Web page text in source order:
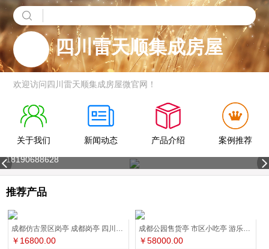
四川雷天顺集成房屋
欢迎访问四川雷天顺集成房屋微官网！
关于我们 新闻动态 产品介绍
案例推荐
18190688628
推荐产品
成都仿古景区岗亭 成都岗亭 四川岗亭厂家
￥16800.00
成都公园售货亭 市区小吃亭 游乐园售票亭
￥58000.00